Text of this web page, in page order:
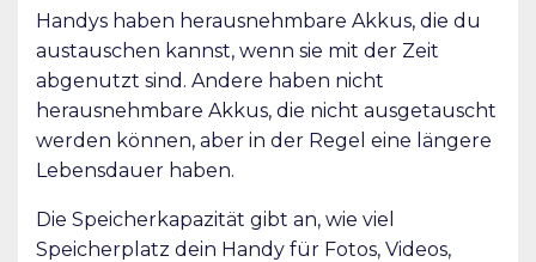
Handys haben herausnehmbare Akkus, die du
austauschen kannst, wenn sie mit der Zeit
abgenutzt sind. Andere haben nicht
herausnehmbare Akkus, die nicht ausgetauscht
werden können, aber in der Regel eine längere
Lebensdauer haben.
Die Speicherkapazität gibt an, wie viel
Speicherplatz dein Handy für Fotos, Videos,